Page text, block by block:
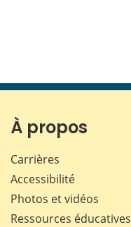
À propos
Carrières
Accessibilité
Photos et vidéos
Ressources éducatives